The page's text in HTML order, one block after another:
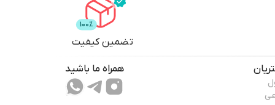
تضمین کیفیت
همراه ما باشید